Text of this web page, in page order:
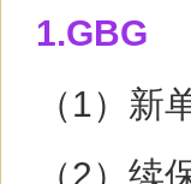
1.GBG
（1）新
（2）续